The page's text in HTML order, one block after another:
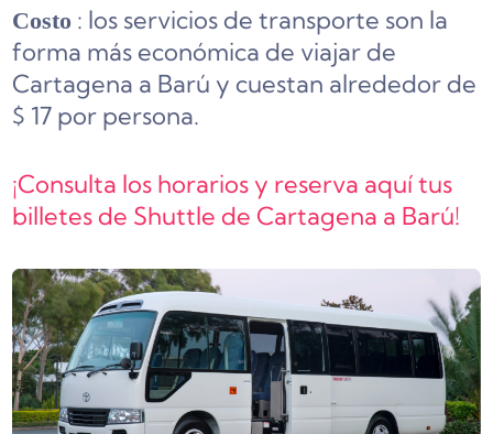
Costo : los servicios de transporte son la
forma más económica de viajar de
Cartagena a Barú y cuestan alrededor de
$ 17 por persona.
¡Consulta los horarios y reserva aquí tus
billetes de Shuttle de Cartagena a Barú!